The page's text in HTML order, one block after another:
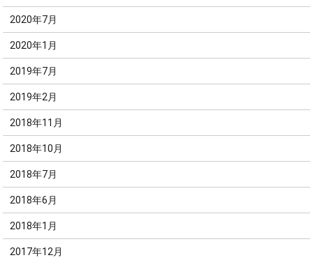
2020年7月
2020年1月
2019年7月
2019年2月
2018年11月
2018年10月
2018年7月
2018年6月
2018年1月
2017年12月